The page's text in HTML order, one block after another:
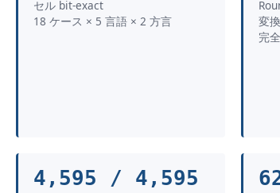
セル bit-exact
18 ケース × 5 言語 × 2 方言
変
完
4,595 / 4,595